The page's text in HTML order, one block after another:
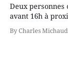
Deux
avant 16h à
victimes aurait
By Charles Michaud